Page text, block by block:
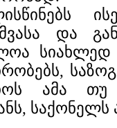
და
სიახლედ
ამა თუ
საქონელს